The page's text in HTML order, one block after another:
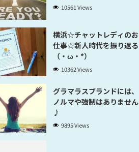
10561 Views
横浜☆チャットレディのお
仕事☆新人時代を振り返る
（・ω・*）
10362 Views
グラマラスブランドには、
ノルマや強制はありません
♪
9895 Views